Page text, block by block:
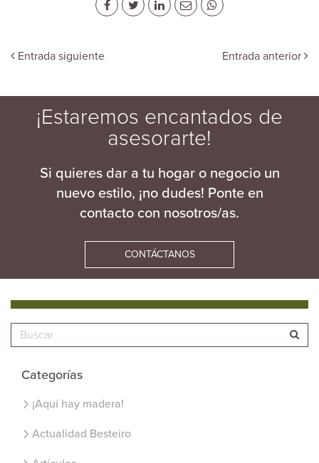
Entrada siguiente Entrada anterior
¡Estaremos encantados de
asesorarte!
Si quieres dar a tu hogar o negocio un
nuevo estilo, ¡no dudes! Ponte en
contacto con nosotros/as.
CONTÁCTANOS
Categorías
¡Aquí hay madera!
Actualidad Besteiro